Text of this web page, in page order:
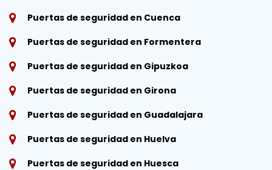
Puertas de seguridad en Cuenca
Puertas de seguridad en Formentera
Puertas de seguridad en Gipuzkoa
Puertas de seguridad en Girona
Puertas de seguridad en Guadalajara
Puertas de seguridad en Huelva
Puertas de seguridad en Huesca